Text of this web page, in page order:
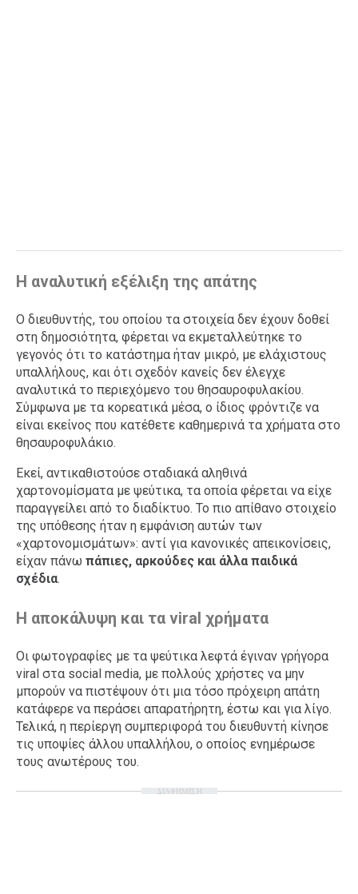
Η αναλυτική εξέλιξη της απάτης
Ο διευθυντής, του οποίου τα στοιχεία δεν έχουν δοθεί
στη δημοσιότητα, φέρεται να εκμεταλλεύτηκε το
γεγονός ότι το κατάστημα ήταν μικρό, με ελάχιστους
υπαλλήλους, και ότι σχεδόν κανείς δεν έλεγχε
αναλυτικά το περιεχόμενο του θησαυροφυλακίου.
Σύμφωνα με τα κορεατικά μέσα, ο ίδιος φρόντιζε να
είναι εκείνος που κατέθετε καθημερινά τα χρήματα στο
θησαυροφυλάκιο.
Εκεί, αντικαθιστούσε σταδιακά αληθινά
χαρτονομίσματα με ψεύτικα, τα οποία φέρεται να είχε
παραγγείλει από το διαδίκτυο. Το πιο απίθανο στοιχείο
της υπόθεσης ήταν η εμφάνιση αυτών των
«χαρτονομισμάτων»: αντί για κανονικές απεικονίσεις,
είχαν πάνω πάπιες, αρκούδες και άλλα παιδικά
σχέδια.
Η αποκάλυψη και τα viral χρήματα
Οι φωτογραφίες με τα ψεύτικα λεφτά έγιναν γρήγορα
viral στα social media, με πολλούς χρήστες να μην
μπορούν να πιστέψουν ότι μια τόσο πρόχειρη απάτη
κατάφερε να περάσει απαρατήρητη, έστω και για λίγο.
Τελικά, η περίεργη συμπεριφορά του διευθυντή κίνησε
τις υποψίες άλλου υπαλλήλου, ο οποίος ενημέρωσε
τους ανωτέρους του.
ΔΙΑΦΗΜΙΣΗ